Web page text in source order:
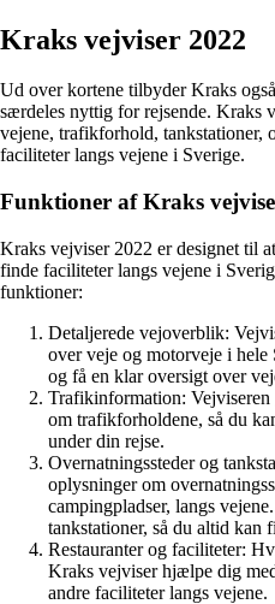
Kraks vejviser 2022
Ud over kortene tilbyder Kraks
særdeles nyttig for rejsende. Kraks
vejene, trafikforhold, tankstationer,
faciliteter langs vejene i Sverige.
Funktioner af Kraks
Kraks vejviser 2022 er designet til
finde faciliteter langs vejene i
funktioner:
Detaljerede vejoverblik:
over veje og motorveje i
og få en klar oversigt over
Trafikinformation: Vejviseren
om trafikforholdene, så du
under din rejse.
Overnatningssteder og
oplysninger om
campingpladser, langs
tankstationer, så du altid kan
Restauranter og faciliteter:
Kraks vejviser hjælpe dig
andre faciliteter langs vejene.